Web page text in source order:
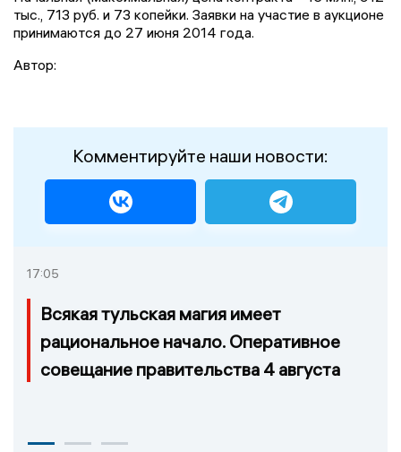
тыс., 713 руб. и 73 копейки. Заявки на участие в аукционе
принимаются до 27 июня 2014 года.
Автор:
Комментируйте наши новости:
17:05
Всякая тульская магия имеет
рациональное начало. Оперативное
совещание правительства 4 августа